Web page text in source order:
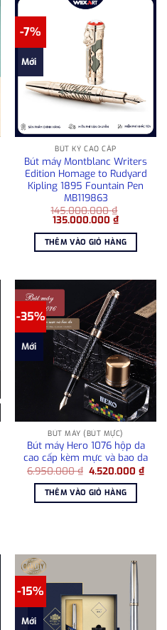
-7%
Mới
BÚT KÝ CAO CẤP
Bút máy Montblanc Writers
Edition Homage to Rudyard
Kipling 1895 Fountain Pen
MB119863
145.000.000₫
Giá
là:
145.000.000 ₫.
135.000.000 ₫Giá
hiện
tại
là:
THÊM VÀO GIỎ HÀNG
-35%
Mới
BÚT MÁY (BÚT MỰC)
Bút máy Hero 1076 hộp da
cao cấp kèm mực và bao da
6.950.000₫ Giá
là:
6.950.000 ₫.
4.520.000₫Giá
hiện
THÊM VÀO GIỎ HÀNG
-15%
Mới